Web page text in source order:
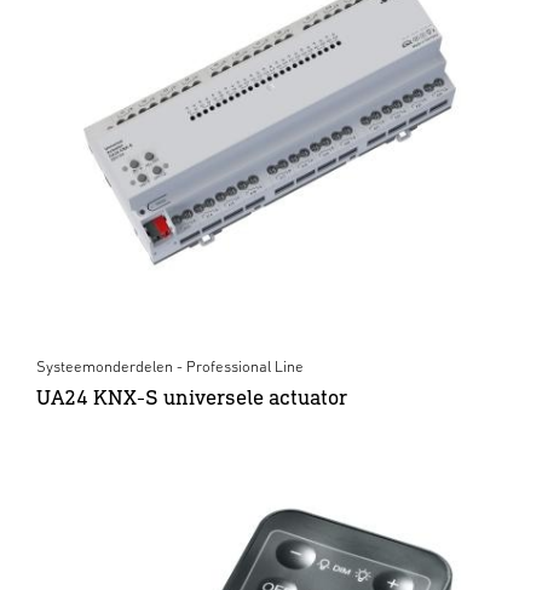
Systeemonderdelen - Professional Line
UA24 KNX-S universele actuator